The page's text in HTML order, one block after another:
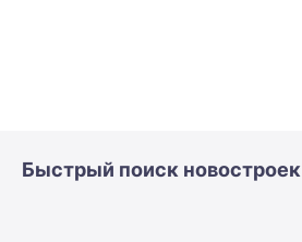
Быстрый поиск новостроек